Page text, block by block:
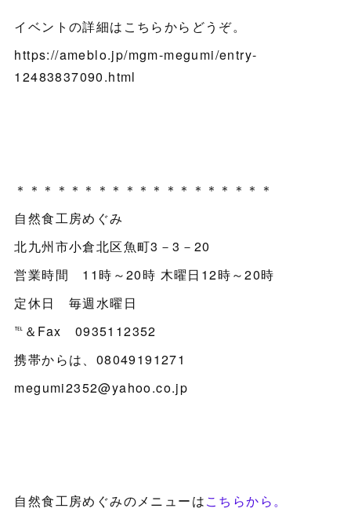
イベントの詳細はこちらからどうぞ。
https://ameblo.jp/mgm-megumi/entry-
12483837090.html
＊＊＊＊＊＊＊＊＊＊＊＊＊＊＊＊＊＊＊
自然食工房めぐみ
北九州市小倉北区魚町3－3－20
営業時間 11時～20時 木曜日12時～20時
定休日 毎週水曜日
℡＆Fax 0935112352
携帯からは、08049191271
megumi2352@yahoo.co.jp
自然食工房めぐみのメニューはこちらから。